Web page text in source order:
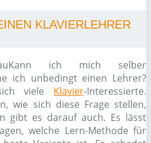
KLAVIERLEHRER
Kann ich mich selber
ich unbedingt einen Lehrer?
viele Klavier-Interessierte.
wie sich diese Frage stellen,
gibt es darauf auch. Es lässt
welche Lern-Methode für